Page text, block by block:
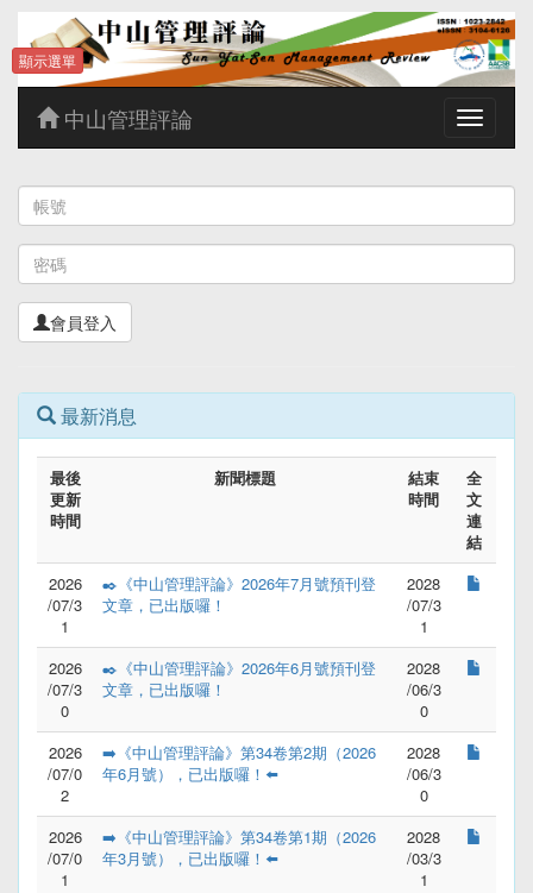
Toggle
中山管理評論
會員登入
顯示選單
最新消息
最後
更新
時間
新聞標題
結束
時間
全
文
連
結
2026
/07/3
1
✒️《中山管理評論》2026年7月號預刊登
文章，已出版囉！
2028
/07/3
1
2026
/07/3
0
✒️《中山管理評論》2026年6月號預刊登
文章，已出版囉！
2028
/06/3
0
2026
/07/0
2
➡️《中山管理評論》第34卷第2期（2026
年6月號），已出版囉！⬅️
2028
/06/3
0
2026
/07/0
1
➡️《中山管理評論》第34卷第1期（2026
年3月號），已出版囉！⬅️
2028
/03/3
1